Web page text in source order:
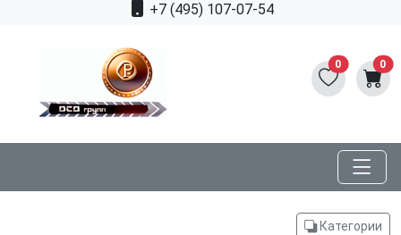
+7 (495) 107-07-54
0 0
Категории